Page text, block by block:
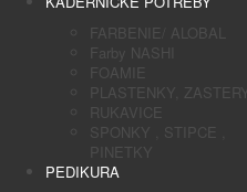
FARBENIE/ ALOBAL
Farby NASHI
FOAMIE
PLASTENKY, ZASTERY
RUKAVICE
SPONKY , STIPCE ,
PINETKY
PEDIKURA